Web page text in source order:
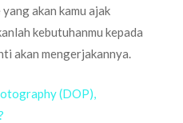
akan kamu ajak
kebutuhanmu kepada
akan mengerjakannya.
(DOP),